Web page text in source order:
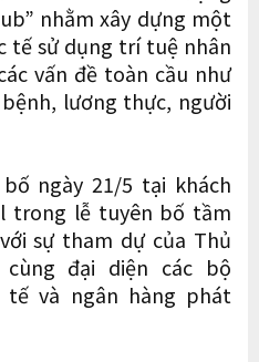
nhằm xây dựng một
tế sử dụng trí tuệ nhân
vấn đề toàn cầu như
lương thực, người
ngày 21/5 tại khách
trong lễ tuyên bố tầm
sự tham dự của Thủ
cùng đại diện các bộ
tế và ngân hàng phát